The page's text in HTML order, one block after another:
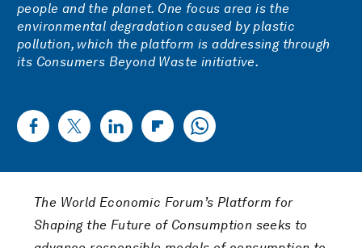
people and the planet. One focus area is the
environmental degradation caused by plastic
pollution, which the platform is addressing through
its Consumers Beyond Waste initiative.
The World Economic Forum’s Platform for
Shaping the Future of Consumption seeks to